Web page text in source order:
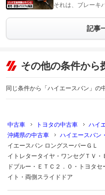
それは、ブレーキ
記事
その他の条件から
同じ条件から「ハイエースバン」の
中古車 トヨタの中古車 ハイ
沖縄県の中古車
ハイエースバン
イエースバン ロングスーパーＧＬ
イトレタータイヤ・ワンセグＴＶ
ドブルー・ＥＴＣ２．０・トヨタ
イト・両側スライドドア